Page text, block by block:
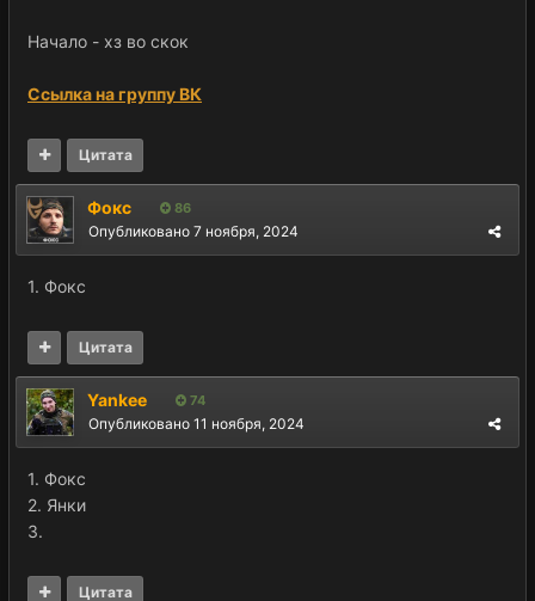
Начало - хз во скок
Ссылка на группу ВК
Цитата
Фокс 86
Опубликовано 7 ноября, 2024
1. Фокс
Цитата
Yankee 74
Опубликовано 11 ноября, 2024
1. Фокс
2. Янки
3.
Цитата